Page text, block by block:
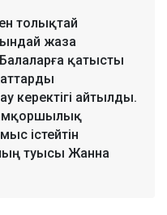
толықтай
жаза
қатысты
керектігі айтылды.
істейтін
туысы Жанна